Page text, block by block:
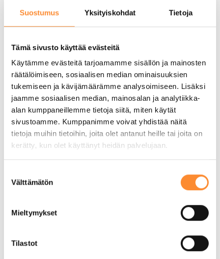
Suostumus Yksityiskohdat Tietoja
Tämä sivusto käyttää evästeitä
Käytämme evästeitä tarjoamamme sisällön ja mainosten
räätälöimiseen, sosiaalisen median ominaisuuksien
tukemiseen ja kävijämäärämme analysoimiseen. Lisäksi
jaamme sosiaalisen median, mainosalan ja analytiikka-
alan kumppaneillemme tietoja siitä, miten käytät
sivustoamme. Kumppanimme voivat yhdistää näitä
tietoja muihin tietoihin, joita olet antanut heille tai joita on
kerätty, kun olet käyttänyt heidän palvelujaan.
Välttämätön
Mieltymykset
Tilastot
APPI-hanke puolivälissä – Mitä
osaamismerkkien pilotointi on